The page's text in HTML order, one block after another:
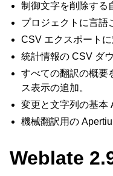
制御文字を削除する
プロジェクトに言語
CSV エクスポートに
統計情報の CSV ダ
すべての翻訳の概要
ス表示の追加。
変更と文字列の基本
機械翻訳用の
Weblate